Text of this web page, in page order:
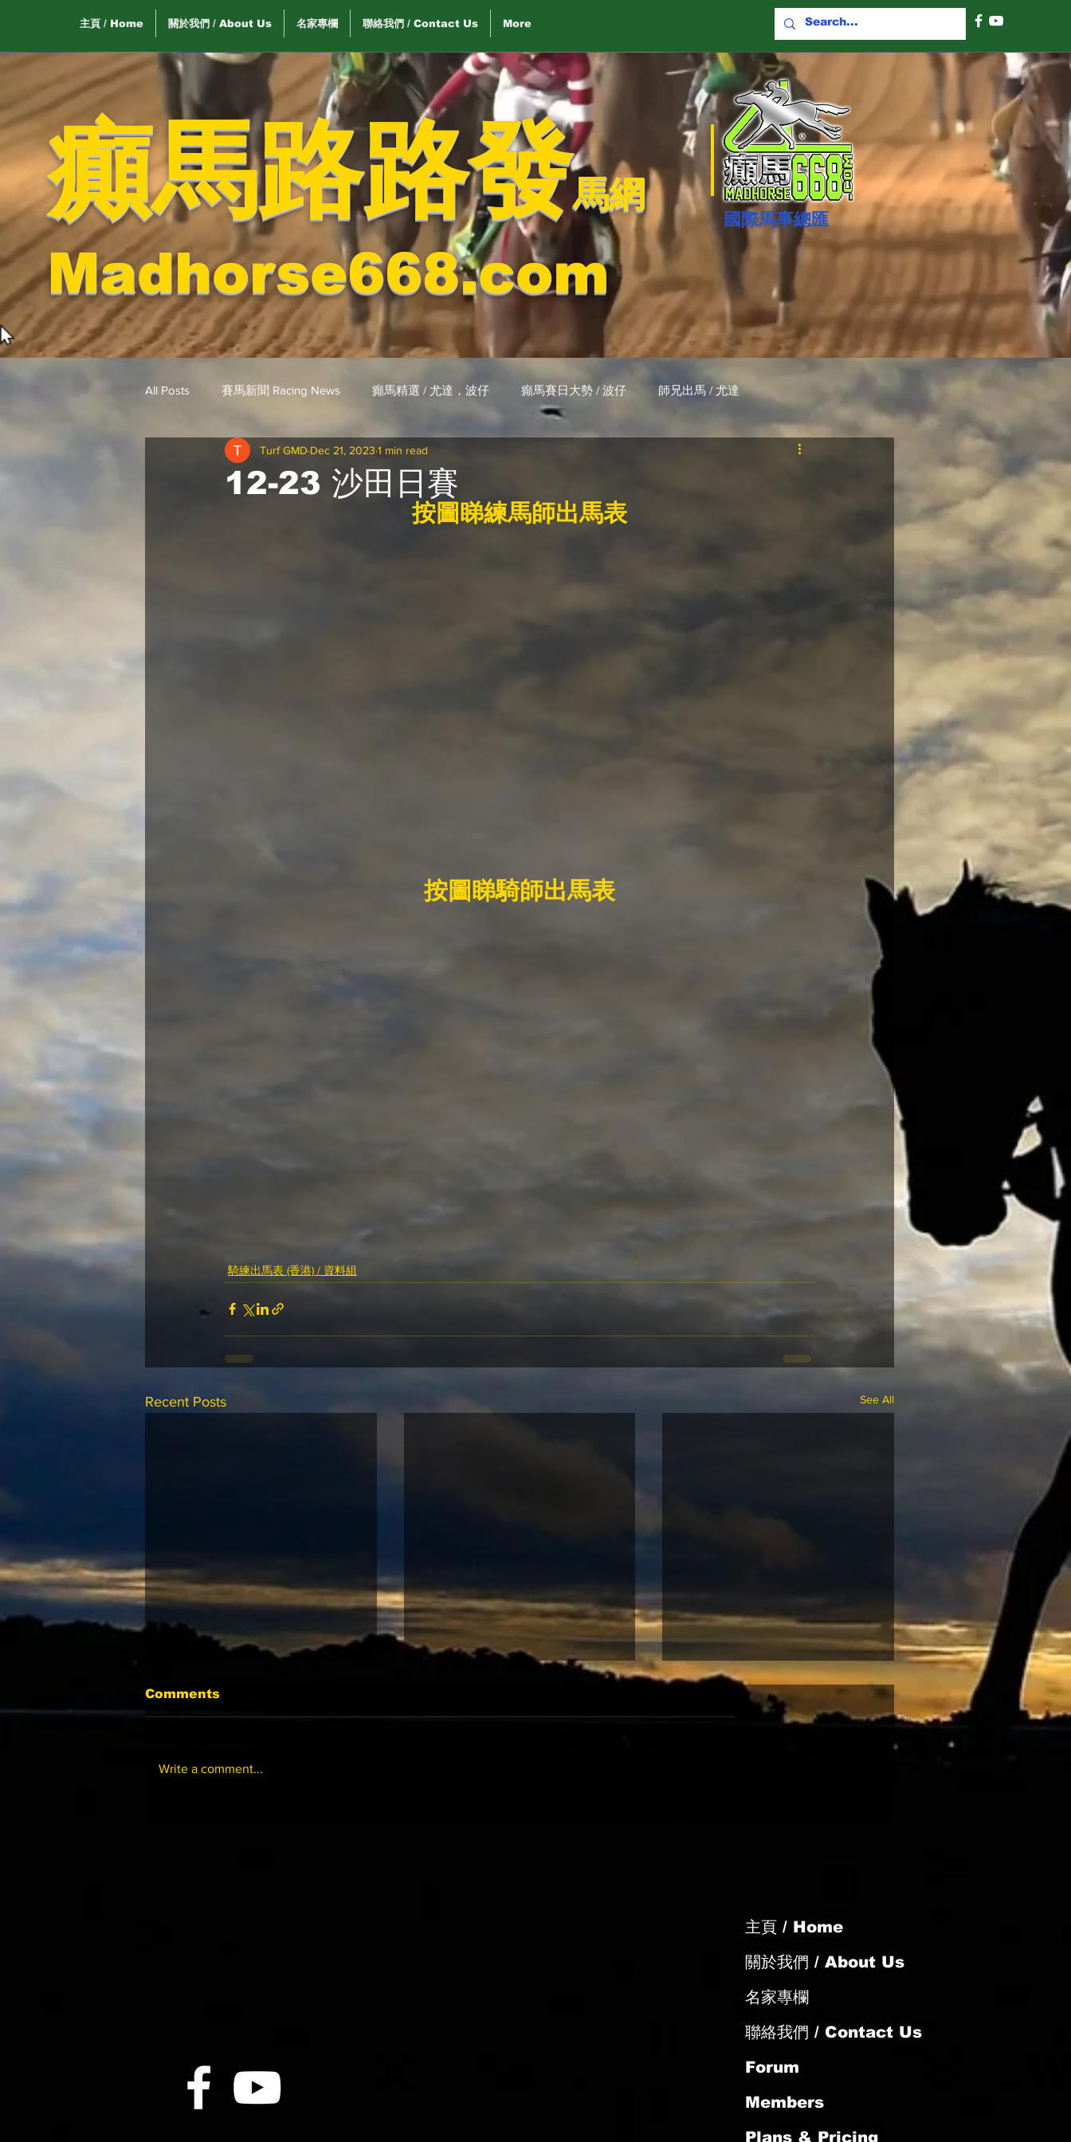
主頁 / Home 關於我們 / About Us 名家專欄 聯絡我們 / Contact Us More
癲馬路路發馬網
Madhorse668.com
國際​馬事總匯
All Posts 賽馬新聞 Racing News 癲馬精選 / 尤達，波仔 癲馬賽日大勢 / 波仔 師兄出馬 / 尤達
戈登說馬事 / 馬王哥頓 三 T 大茶飯 / LakLak 自購馬透視 / G.C.
G.C. 環宇脈搏 / Gallant Chief 綠茵新貴 / 馬森 賽事排位 (香港) / 資料組
12-23 沙田日賽
Turf GMD Dec 21, 2023 1 min read
按圖睇練馬師出馬表
按圖睇騎師出馬表
騎練出馬表 (香港) / 資料組
Recent Posts See All
07-15 跑馬地夜賽
Comments
Write a comment...
主頁 / Home
關於我們 / About Us
名家專欄
聯絡我們 / Contact Us
Forum
Members
Plans & Pricing